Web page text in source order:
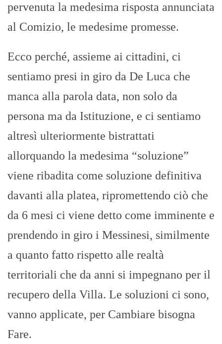
pervenuta la medesima risposta annunciata
al Comizio, le medesime promesse.
Ecco perché, assieme ai cittadini, ci
sentiamo presi in giro da De Luca che
manca alla parola data, non solo da
persona ma da Istituzione, e ci sentiamo
altresì ulteriormente bistrattati
allorquando la medesima “soluzione”
viene ribadita come soluzione definitiva
davanti alla platea, ripromettendo ciò che
da 6 mesi ci viene detto come imminente e
prendendo in giro i Messinesi, similmente
a quanto fatto rispetto alle realtà
territoriali che da anni si impegnano per il
recupero della Villa. Le soluzioni ci sono,
vanno applicate, per Cambiare bisogna
Fare.